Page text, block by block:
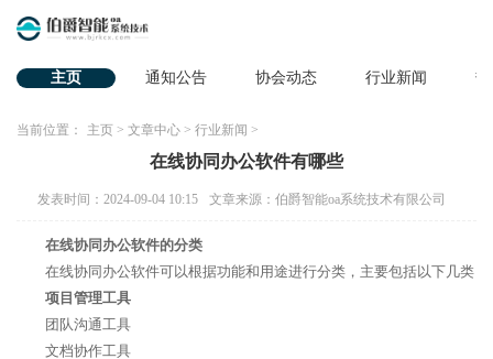
主页 通知公告 协会动态 行业新闻
当前位置： 主页 > 文章中心 > 行业新闻 >
在线协同办公软件有哪些
发表时间：2024-09-04 10:15 文章来源：伯爵智能oa系统技术有限公司
在线协同办公软件的分类
在线协同办公软件可以根据功能和用途进行分类，主要包括以下几类
项目管理工具
团队沟通工具
文档协作工具